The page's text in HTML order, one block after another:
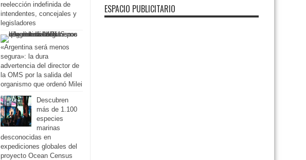
reelección indefinida de
intendentes, concejales y
legisladores
«Argentina será menos
segura»: la dura
advertencia del director de
la OMS por la salida del
organismo que ordenó Milei
Descubren
más de 1.100
especies
marinas
desconocidas en
expediciones globales del
proyecto Ocean Census
ESPACIO PUBLICITARIO